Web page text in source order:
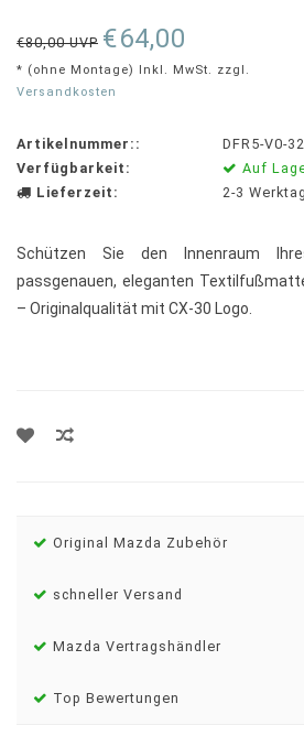
€80,00 UVP €64,00
* (ohne Montage) Inkl. MwSt. zzgl.
Versandkosten
Artikelnummer::
DFR5-V0-
Verfügbarkeit:
Auf
Lieferzeit:
2-3
Schützen Sie den Innenraum
passgenauen, eleganten
– Originalqualität mit CX-30 Logo.
Original Mazda Zubehör
schneller Versand
Mazda Vertragshändler
Top Bewertungen